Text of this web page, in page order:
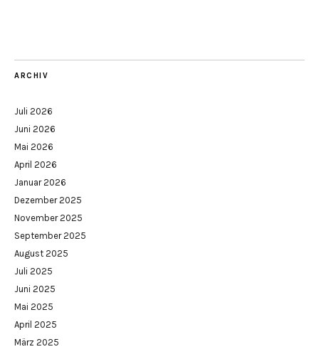
ARCHIV
Juli 2026
Juni 2026
Mai 2026
April 2026
Januar 2026
Dezember 2025
November 2025
September 2025
August 2025
Juli 2025
Juni 2025
Mai 2025
April 2025
März 2025